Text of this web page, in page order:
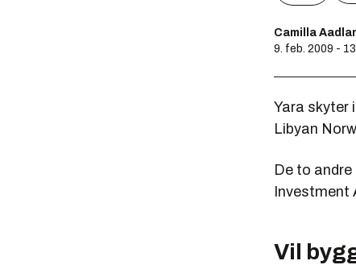
Camilla
9. feb. 2009 -
Yara skyter
Libyan
De to
Investment
Vil